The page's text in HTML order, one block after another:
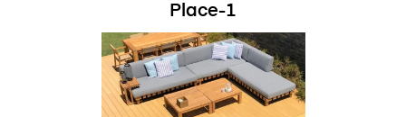
Place-1